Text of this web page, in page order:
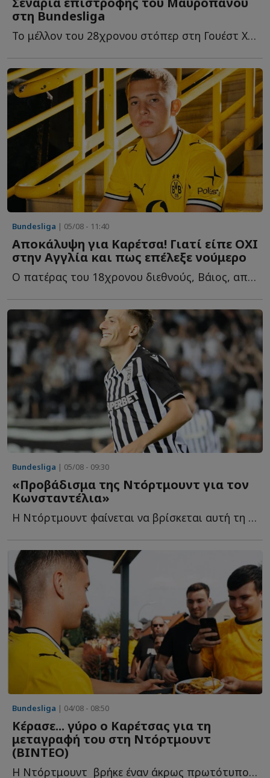
στη Bundesliga
Το μέλλον του 28χρονου στόπερ στη Γουέστ Χαμ παραμένει α...
Bundesliga | 05/08 - 11:40
Αποκάλυψη για Καρέτσα! Γιατί είπε ΟΧΙ
στην Αγγλία και πως επέλεξε νούμερο
Ο πατέρας του 18χρονου διεθνούς, Βάιος, αποκαλύπτει τ...
Bundesliga | 05/08 - 09:30
«Προβάδισμα της Ντόρτμουντ για τον
Κωνσταντέλια»
Η Ντόρτμουντ φαίνεται να βρίσκεται αυτή τη στιγμή στην π...
Bundesliga | 04/08 - 08:50
Κέρασε... γύρο ο Καρέτσας για τη
μεταγραφή του στη Ντόρτμουντ
(ΒΙΝΤΕΟ)
Η Ντόρτμουντ βρήκε έναν άκρως πρωτότυπο τρόπο να π...